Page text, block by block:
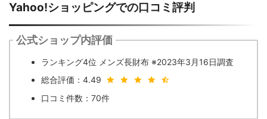
Yahoo!ショッピングでの口コミ評判
公式ショップ内評価
ランキング4位 メンズ長財布 ※2023年3月16日調査
総合評価：4.49
口コミ件数：70件